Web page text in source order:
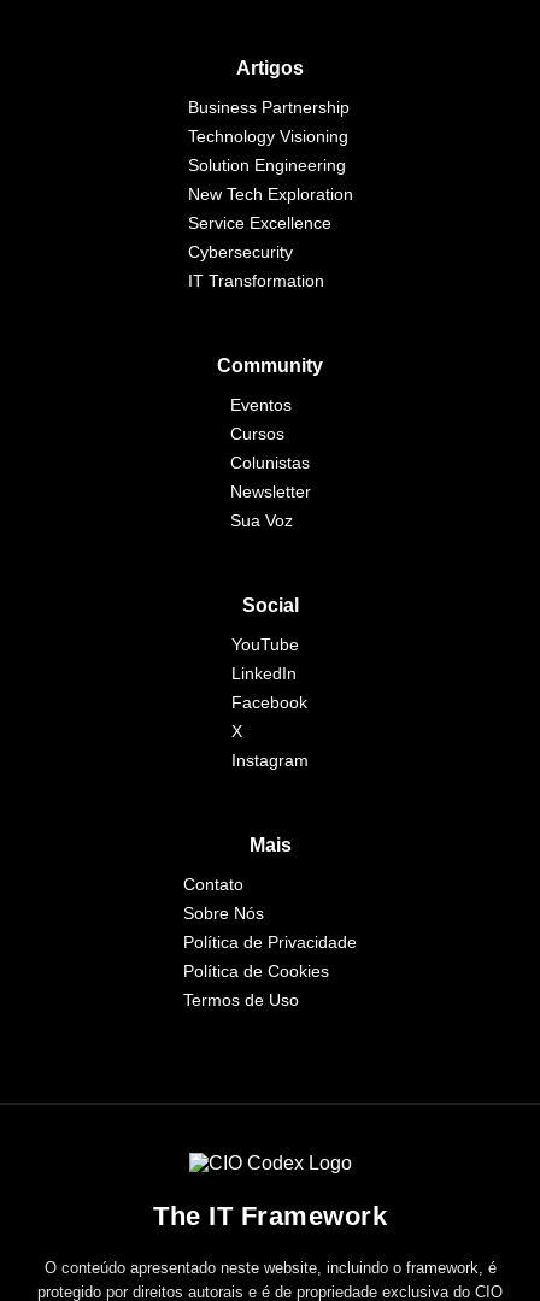
Artigos
Business Partnership
Technology Visioning
Solution Engineering
New Tech Exploration
Service Excellence
Cybersecurity
IT Transformation
Community
Eventos
Cursos
Colunistas
Newsletter
Sua Voz
Social
YouTube
LinkedIn
Facebook
X
Instagram
Mais
Contato
Sobre Nós
Política de Privacidade
Política de Cookies
Termos de Uso
The IT Framework
O conteúdo apresentado neste website, incluindo o framework, é
protegido por direitos autorais e é de propriedade exclusiva do CIO